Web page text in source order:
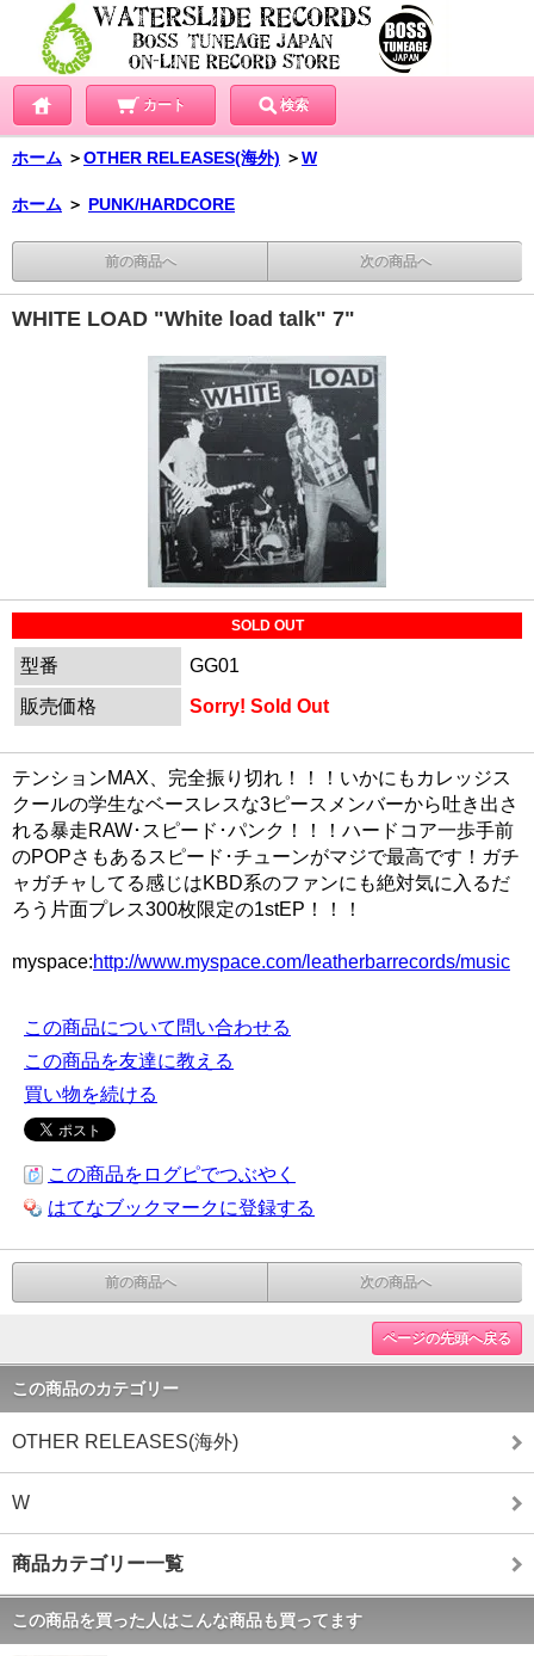
カート 検索
ホーム ＞OTHER RELEASES(海外) ＞W
ホーム ＞ PUNK/HARDCORE
前の商品へ 次の商品へ
WHITE LOAD "White load talk" 7"
SOLD OUT
型番
GG01
販売価格
Sorry! Sold Out
テンションMAX、完全振り切れ！！！いかにもカレッジス
クールの学生なベースレスな3ピースメンバーから吐き出さ
れる暴走RAW･スピード･パンク！！！ハードコア一歩手前
のPOPさもあるスピード･チューンがマジで最高です！ガチ
ャガチャしてる感じはKBD系のファンにも絶対気に入るだ
ろう片面プレス300枚限定の1stEP！！！
myspace:http://www.myspace.com/leatherbarrecords/music
この商品について問い合わせる
この商品を友達に教える
買い物を続ける
この商品をログピでつぶやく
はてなブックマークに登録する
前の商品へ 次の商品へ
ページの先頭へ戻る
この商品のカテゴリー
OTHER RELEASES(海外)
W
商品カテゴリー一覧
この商品を買った人はこんな商品も買ってます